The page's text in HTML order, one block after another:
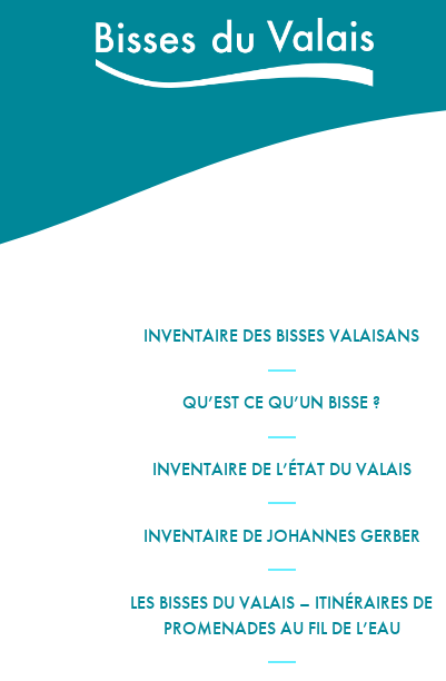
INVENTAIRE DES BISSES VALAISANS
QU’EST CE QU’UN BISSE ?
INVENTAIRE DE L’ÉTAT DU VALAIS
INVENTAIRE DE JOHANNES GERBER
LES BISSES DU VALAIS – ITINÉRAIRES DE
PROMENADES AU FIL DE L’EAU